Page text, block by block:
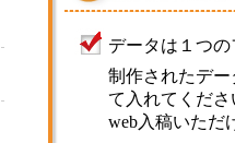
データは１つ
制作されたデ
て入れてくださ
web入稿いただ